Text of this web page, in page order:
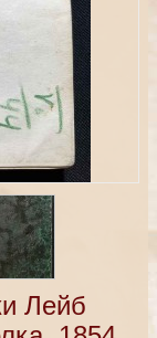
Лейб